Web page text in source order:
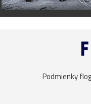
Podmienky